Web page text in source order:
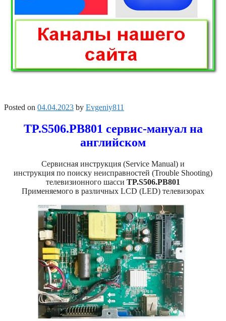
Posted on 04.04.2023 by Evgeniy811
TP.S506.PB801 сервис-мануал на
английском
Сервисная инструкция (Service Manual) и
инструкция по поиску неисправностей (Trouble Shooting)
телевизионного шасси TP.S506.PB801
Применяемого в различных LCD (LED) телевизорах